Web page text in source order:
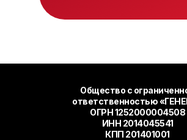
Общество с
ответственностью
ОГРН 1252000004508
ИНН 2014045541
КПП 201401001